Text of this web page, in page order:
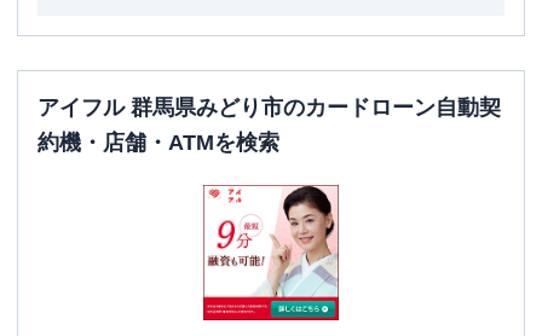
アイフル 群馬県みどり市のカードローン自動契
約機・店舗・ATMを検索